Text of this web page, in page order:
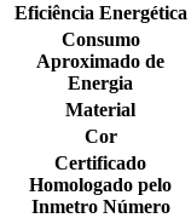
Eficiência Energética
Consumo
Aproximado de
Energia
Material
Cor
Certificado
Homologado pelo
Inmetro Número